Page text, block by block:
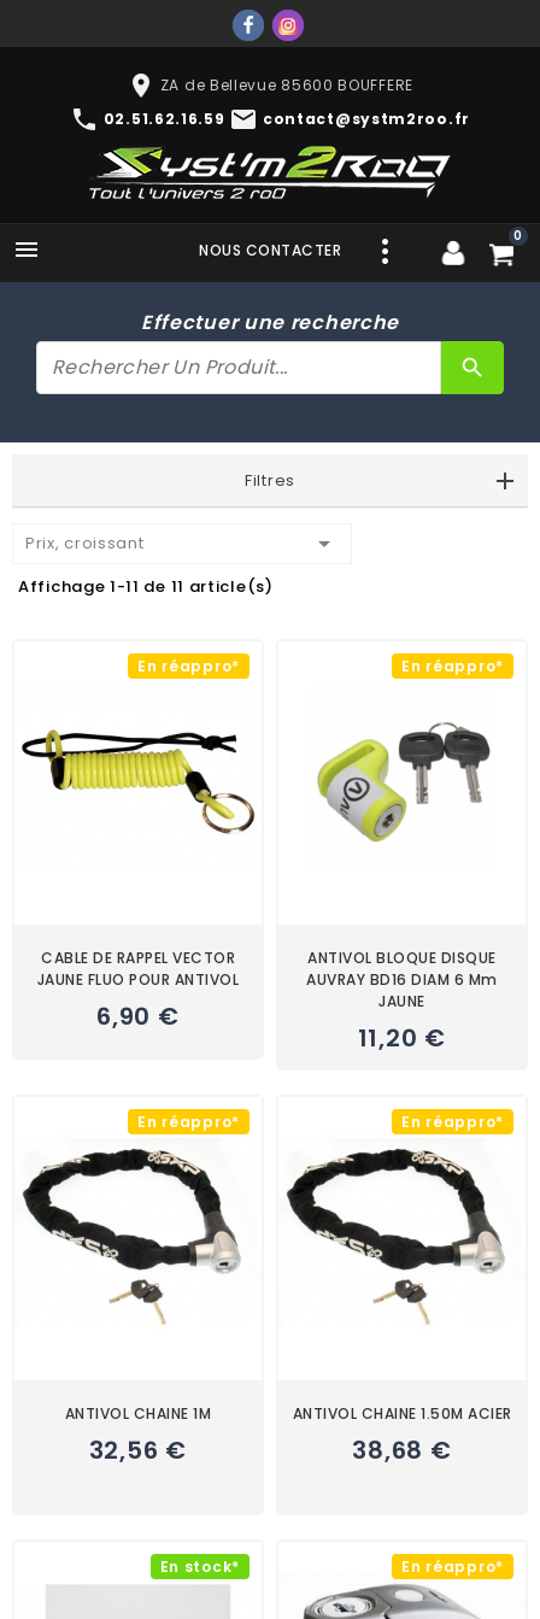
place ZA de Bellevue 85600 BOUFFERE
phone 02.51.62.16.59 mail contact@systm2roo.fr
 0
NOUS CONTACTER
Effectuer une recherche
search
Filtres
Prix, croissant 
Affichage 1-11 de 11 article(s)
En réappro*
CABLE DE RAPPEL VECTOR
JAUNE FLUO POUR ANTIVOL
6,90 €
En réappro*
ANTIVOL BLOQUE DISQUE
AUVRAY BD16 DIAM 6 Mm
JAUNE
11,20 €
En réappro*
ANTIVOL CHAINE 1M
32,56 €
En réappro*
ANTIVOL CHAINE 1.50M ACIER
38,68 €
En stock* En réappro*